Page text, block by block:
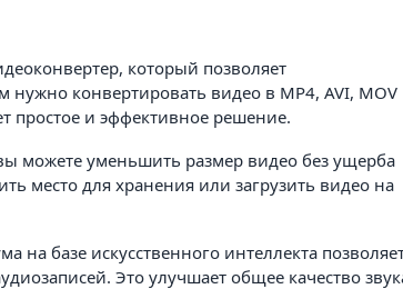
который позволяет
конвертировать видео в MP4, AVI, MOV
простое и эффективное решение.
можете уменьшить размер видео без ущерба
место для хранения или загрузить видео на
на базе искусственного интеллекта
Это улучшает общее качество